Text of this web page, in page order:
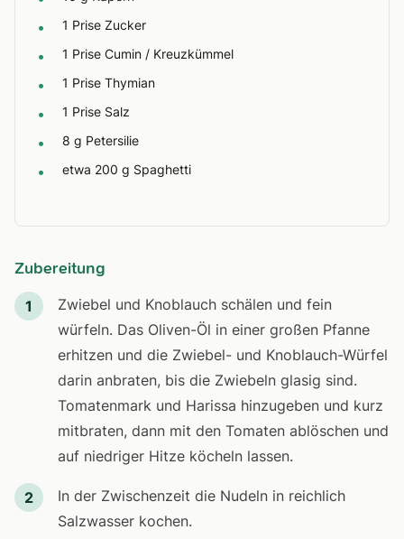
• 1 Prise Zucker
• 1 Prise Cumin / Kreuzkümmel
• 1 Prise Thymian
• 1 Prise Salz
• 8 g Petersilie
• etwa 200 g Spaghetti
Zubereitung
1
Zwiebel und Knoblauch schälen und fein
würfeln. Das Oliven-Öl in einer großen Pfanne
erhitzen und die Zwiebel- und Knoblauch-Würfel
darin anbraten, bis die Zwiebeln glasig sind.
Tomatenmark und Harissa hinzugeben und kurz
mitbraten, dann mit den Tomaten ablöschen und
auf niedriger Hitze köcheln lassen.
2
In der Zwischenzeit die Nudeln in reichlich
Salzwasser kochen.